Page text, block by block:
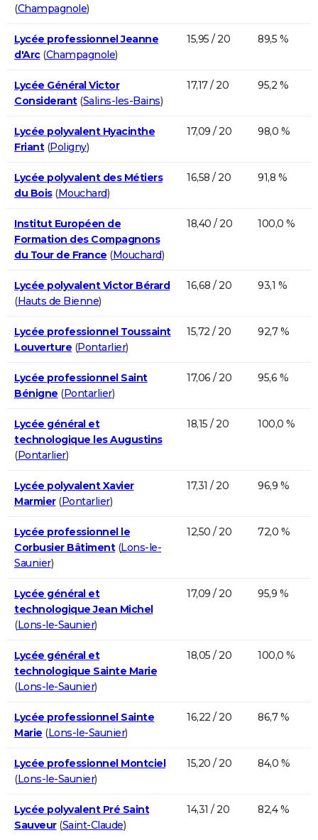
(Champagnole)
Lycée professionnel Jeanne
d'Arc(Champagnole)
15,95 / 20 89,5 %
Lycée Général Victor
Considerant(Salins-les-Bains)
17,17 / 20 95,2 %
Lycée polyvalent Hyacinthe
Friant(Poligny)
17,09 / 20 98,0 %
Lycée polyvalent des Métiers
du Bois(Mouchard)
16,58 / 20 91,8 %
Institut Européen de
Formation des Compagnons
du Tour de France (Mouchard)
18,40 / 20 100,0 %
Lycée polyvalent Victor Bérard
(Hauts de Bienne)
16,68 / 20 93,1 %
Lycée professionnel Toussaint
Louverture (Pontarlier)
15,72 / 20 92,7 %
Lycée professionnel Saint
Bénigne (Pontarlier)
17,06 / 20 95,6 %
Lycée général et
technologique les Augustins
(Pontarlier)
18,15 / 20 100,0 %
Lycée polyvalent Xavier
Marmier(Pontarlier)
17,31 / 20 96,9 %
Lycée professionnel le
Corbusier Bâtiment(Lons-le-
Saunier)
12,50 / 20 72,0 %
Lycée général et
technologique Jean Michel
(Lons-le-Saunier)
17,09 / 20 95,9 %
Lycée général et
technologique Sainte Marie
(Lons-le-Saunier)
18,05 / 20 100,0 %
Lycée professionnel Sainte
Marie (Lons-le-Saunier)
16,22 / 20 86,7 %
Lycée professionnel Montciel
(Lons-le-Saunier)
15,20 / 20 84,0 %
Lycée polyvalent Pré Saint
Sauveur(Saint-Claude)
14,31 / 20 82,4 %